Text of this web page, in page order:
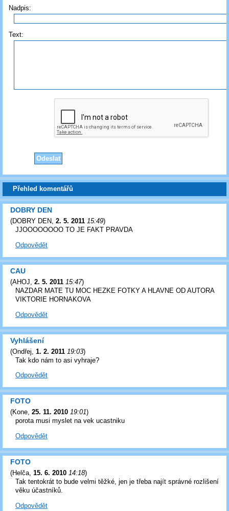
Nadpis:
Text:
Přehled komentářů
DOBRY DEN
(DOBRY DEN 2. 5. 2011 15:49)
JJOOOOOOOO TO JE FAKT PRAVDA
Odpovědět
CAU
(AHOJ 2. 5. 2011 15:47)
NAZDAR MATE TU MOC HEZKE FOTKY A HLAVNE OD AUTORA
VIKTORIE HORNAKOVA
Odpovědět
Vyhlášení
(Ondřej 1. 2. 2011 19:03)
Tak kdo nám to asi vyhraje?
Odpovědět
FOTO
(Kone, 25. 11. 2010 19:01)
porota musi myslet na vek ucastniku
Odpovědět
FOTO
(Helča, 15. 6. 2010 14:18)
Tak tentokrát to bude velmi těžké, jen je třeba najít správné rozlišení
věku účastníků.
Odpovědět